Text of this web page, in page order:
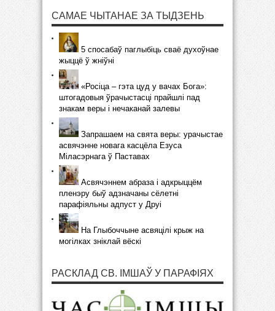
САМАЕ ЧЫТАНАЕ ЗА ТЫДЗЕНЬ
5 спосабаў паглыбіць сваё духоўнае
жыццё ў жніўні
«Росіца – гэта цуд у вачах Бога»:
штогадовыя ўрачыстасці прайшлі пад
знакам веры і нечаканай залевы
Запрашаем на свята веры: урачыстае
асвячэнне новага касцёла Езуса
Міласэрнага ў Паставах
Асвячэннем абраза і адкрыццём
пленэру быў адзначаны сёлетні
парафіяльны адпуст у Друі
На Глыбоччыне асвяцілі крыж на
могілках зніклай вёскі
РАСКЛАД СВ. ІМШАЎ У ПАРАФІЯХ